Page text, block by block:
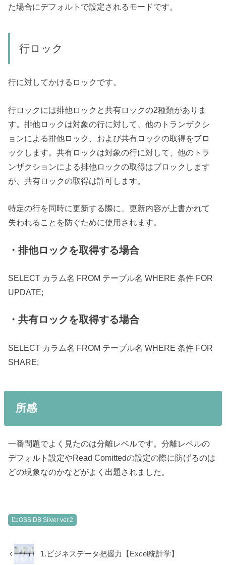
た場合にデフォルトで設定されるモードです。
行ロック
行に対してかけるロックです。
行ロックには排他ロックと共有ロックの2種類がありま
す。排他ロックは対象の行に対して、他のトランザクシ
ョンによる排他ロック、および共有ロックの取得をブロ
ックします。共有ロックは対象の行に対して、他のトラ
ンザクションによる排他ロックの取得はブロックします
が、共有ロックの取得は許可します。
特定の行を同時に更新する際に、更新内容が上書かれて
失われることを防ぐために使用されます。
・排他ロックを取得する場合
SELECT カラム名 FROM テーブル名 WHERE 条件 FOR
UPDATE;
・共有ロックを取得する場合
SELECT カラム名 FROM テーブル名 WHERE 条件 FOR
SHARE;
所感
一番問題でよく見たのは分離レベルです。分離レベルの
デフォルト設定やRead Comittedの設定の際に防げるのは
どの現象なのかなどがよく出題されました。
OSS DB Silver ver.2
1.ビジネスデータ把握力【Excel統計学】